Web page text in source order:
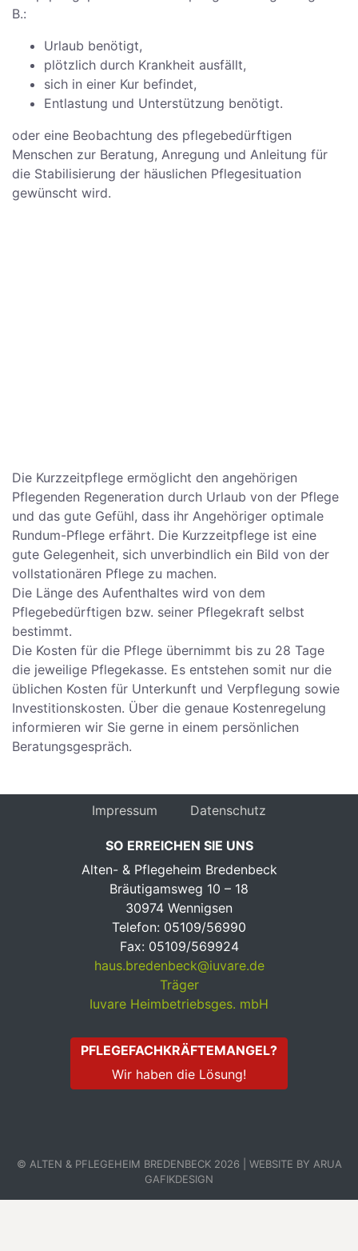
B.:
Urlaub benötigt,
plötzlich durch Krankheit ausfällt,
sich in einer Kur befindet,
Entlastung und Unterstützung benötigt.
oder eine Beobachtung des pflegebedürftigen
Menschen zur Beratung, Anregung und Anleitung für
die Stabilisierung der häuslichen Pflegesituation
gewünscht wird.
Die Kurzzeitpflege ermöglicht den angehörigen
Pflegenden Regeneration durch Urlaub von der Pflege
und das gute Gefühl, dass ihr Angehöriger optimale
Rundum-Pflege erfährt. Die Kurzzeitpflege ist eine
gute Gelegenheit, sich unverbindlich ein Bild von der
vollstationären Pflege zu machen.
Die Länge des Aufenthaltes wird von dem
Pflegebedürftigen bzw. seiner Pflegekraft selbst
bestimmt.
Die Kosten für die Pflege übernimmt bis zu 28 Tage
die jeweilige Pflegekasse. Es entstehen somit nur die
üblichen Kosten für Unterkunft und Verpflegung sowie
Investitionskosten. Über die genaue Kostenregelung
informieren wir Sie gerne in einem persönlichen
Beratungsgespräch.
Impressum Datenschutz
SO ERREICHEN SIE UNS
Alten- & Pflegeheim Bredenbeck
Bräutigamsweg 10 – 18
30974 Wennigsen
Telefon: 05109/56990
Fax: 05109/569924
haus.bredenbeck@iuvare.de
Träger
Iuvare Heimbetriebsges. mbH
PFLEGEFACHKRÄFTEMANGEL?
Wir haben die Lösung!
© ALTEN & PFLEGEHEIM BREDENBECK 2026 | WEBSITE BY ARUA
GAFIKDESIGN